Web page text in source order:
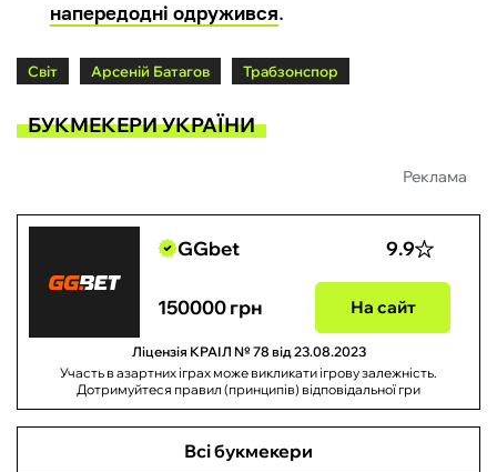
напередодні одружився.
Світ Арсеній Батагов Трабзонспор
БУКМЕКЕРИ УКРАЇНИ
Реклама
GGbet 9.9
150000 грн На сайт
Ліцензія КРАІЛ № 78 від 23.08.2023
Участь в азартних іграх може викликати ігрову залежність.
Дотримуйтеся правил (принципів) відповідальної гри
Всі букмекери